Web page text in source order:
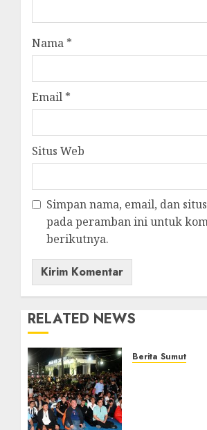
Nama *
Email *
Situs Web
Simpan nama, email, dan
pada peramban ini untuk
berikutnya.
RELATED NEWS
Berita Sumut